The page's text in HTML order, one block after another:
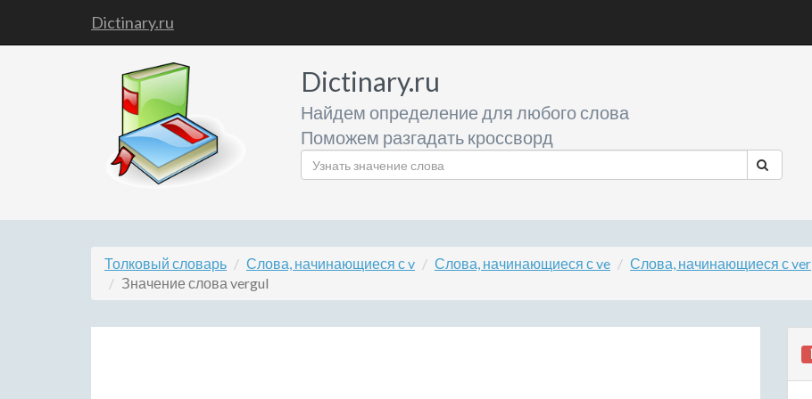
Dictinary.ru
Dictinary.ru
Найдем определение для любого слова
Поможем разгадать кроссворд
Толковый словарь Слова, начинающиеся с v Слова, начинающиеся с ve Слова, начинающиеся с ver
Значение слова vergul